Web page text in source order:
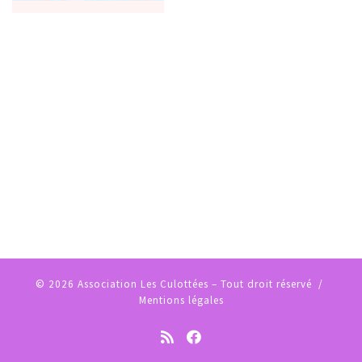
© 2026 Association Les Culottées – Tout droit réservé /
Mentions légales